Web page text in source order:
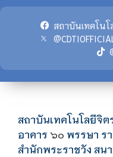
สถาบันเทคโน
สถาบันเทคโนโลยีจิต
อาคาร ๖๐ พรรษา ร
สำนักพระราชวัง สน